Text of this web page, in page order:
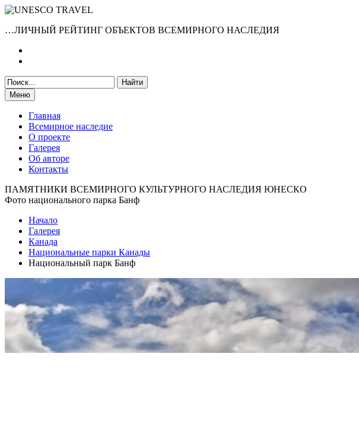
…ЛИЧНЫЙ РЕЙТИНГ ОБЪЕКТОВ ВСЕМИРНОГО НАСЛЕДИЯ
Меню
Главная
Всемирное наследие
О проекте
Галерея
Об авторе
Контакты
ПАМЯТНИКИ ВСЕМИРНОГО КУЛЬТУРНОГО НАСЛЕДИЯ ЮНЕСКО
Фото национального парка Банф
Начало
Галерея
Канада
Национальные парки Канады
Национальный парк Банф